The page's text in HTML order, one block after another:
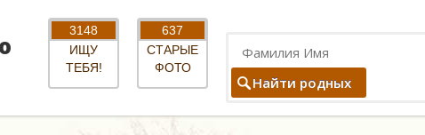
3148
ИЩУ
ТЕБЯ!
637
СТАРЫЕ
ФОТО
Найти родных